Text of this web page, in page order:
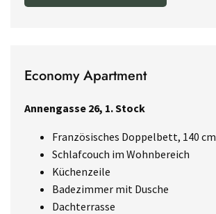
Economy Apartment
Annengasse 26, 1. Stock
Französisches Doppelbett, 140 cm
Schlafcouch im Wohnbereich
Küchenzeile
Badezimmer mit Dusche
Dachterrasse